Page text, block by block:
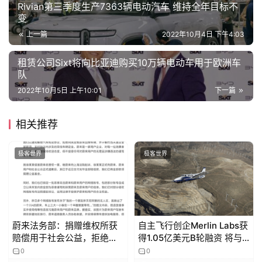
Rivian第三季度生产7363辆电动汽车 维持全年目标不
变
上一篇 2022年10月4日 下午4:03
租赁公司Sixt将向比亚迪购买10万辆电动车用于欧洲车
队
下一篇
2022年10月5日 上午10:01
相关推荐
极客世界
蔚来法务部：捐赠维权所获
赔偿用于社会公益，拒绝向
“小牛说车”持有人出售车辆
0
极客世界
自主飞行创企Merlin Labs获
得1.05亿美元B轮融资 将与
美国空军合作
0